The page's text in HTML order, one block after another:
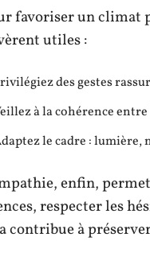
favoriser un climat
utiles :
des gestes
à la cohérence
le cadre :
enfin,
respecter les
contribue à